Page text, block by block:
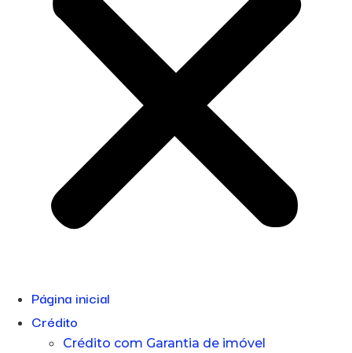
Página inicial
Crédito
Crédito com Garantia de imóvel